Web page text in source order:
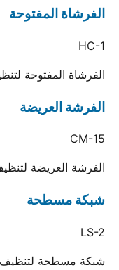
الفرشاة المفتوحة
HC-1
الفرشاة المفتوحة
الفرشة العريضة
CM-15
الفرشة العريضة
شبكة مسطحة
LS-2
شبكة مسطحة لتنظيف